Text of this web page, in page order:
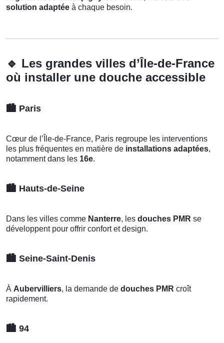
solution adaptée à chaque besoin.
🔹 Les grandes villes d’Île-de-France
où installer une douche accessible
🏙️ Paris
Cœur de l’Île-de-France, Paris regroupe les interventions
les plus fréquentes en matière de installations adaptées,
notamment dans les 16e.
🏙️ Hauts-de-Seine
Dans les villes comme Nanterre, les douches PMR se
développent pour offrir confort et design.
🏙️ Seine-Saint-Denis
À Aubervilliers, la demande de douches PMR croît
rapidement.
🏙️ 94